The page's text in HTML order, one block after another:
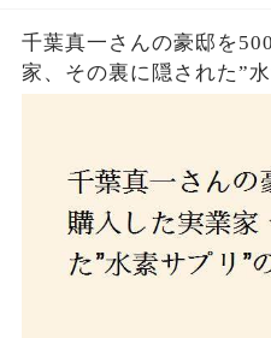
千葉真一さんの豪邸を
家、その裏に隠された”